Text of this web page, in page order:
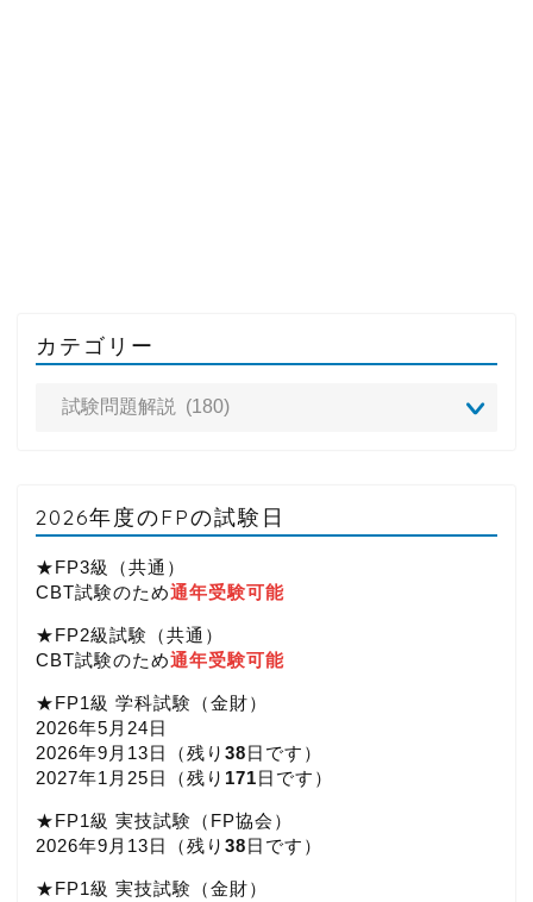
カテゴリー
2026年度のFPの試験日
★FP3級（共通）
CBT試験のため通年受験可能
★FP2級試験（共通）
CBT試験のため通年受験可能
★FP1級 学科試験（金財）
2026年5月24日
2026年9月13日（残り 38日です）
2027年1月25日（残り 171日です）
★FP1級 実技試験（FP協会）
2026年9月13日（残り 38日です）
★FP1級 実技試験（金財）